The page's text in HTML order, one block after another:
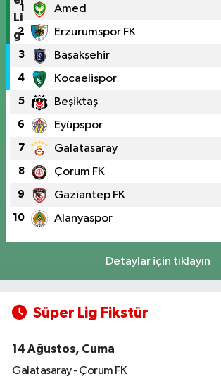
1 Amed
2 Erzurumspor FK
3 Başakşehir
4 Kocaelispor
5 Beşiktaş
6 Eyüpspor
7 Galatasaray
8 Çorum FK
9 Gaziantep FK
10 Alanyaspor
Detaylar için tıklayın
Süper Lig Fikstür
14 Ağustos, Cuma
Galatasaray - Çorum FK